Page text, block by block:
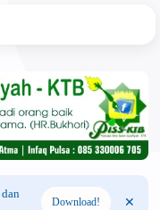
dan
Download!